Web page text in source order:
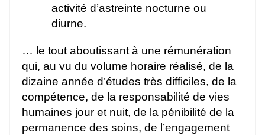
activité d’astreinte nocturne ou
diurne.
… le tout aboutissant à une rémunération
qui, au vu du volume horaire réalisé, de la
dizaine année d’études très difficiles, de la
compétence, de la responsabilité de vies
humaines jour et nuit, de la pénibilité de la
permanence des soins, de l’engagement